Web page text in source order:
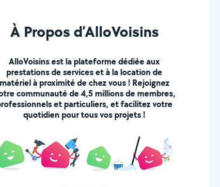
À Propos d’AlloVoisins
AlloVoisins est la plateforme dédiée aux
prestations de services et à la location de
matériel à proximité de chez vous ! Rejoignez
communauté de 4,5 millions de membres,
et particuliers, et facilitez votre
quotidien pour tous vos projets !